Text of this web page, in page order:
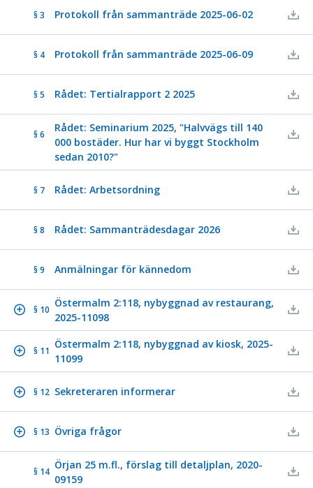
§ 3 Protokoll från sammanträde 2025-06-02
§ 4 Protokoll från sammanträde 2025-06-09
§ 5 Rådet: Tertialrapport 2 2025
§ 6
Rådet: Seminarium 2025, "Halvvägs till 140
000 bostäder. Hur har vi byggt Stockholm
sedan 2010?"
§ 7 Rådet: Arbetsordning
§ 8 Rådet: Sammanträdesdagar 2026
§ 9 Anmälningar för kännedom
§ 10
Östermalm 2:118, nybyggnad av restaurang,
2025-11098
§ 11
Östermalm 2:118, nybyggnad av kiosk, 2025-
11099
§ 12 Sekreteraren informerar
§ 13 Övriga frågor
§ 14
Örjan 25 m.fl., förslag till detaljplan, 2020-
09159